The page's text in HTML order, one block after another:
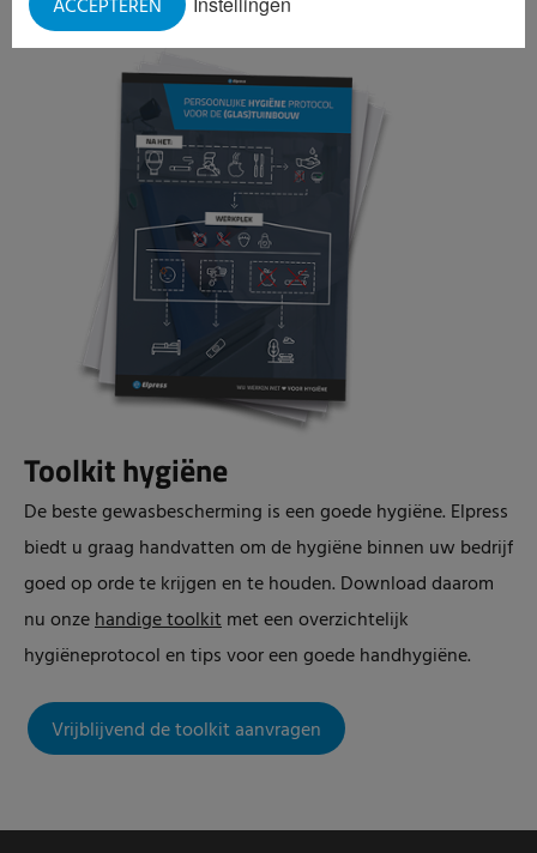
ACCEPTEREN
Toolkit hygiëne
De beste gewasbescherming is een goede hygiëne. Elpress
biedt u graag handvatten om de hygiëne binnen uw bedrijf
goed op orde te krijgen en te houden. Download daarom
nu onzehandige toolkitmet een overzichtelijk
hygiëneprotocol en tips voor een goede handhygiëne.
Vrijblijvend de toolkit aanvragen